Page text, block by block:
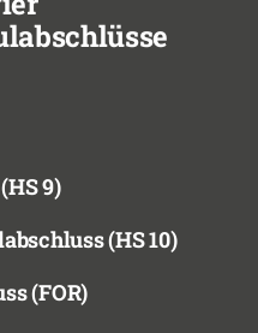
9)
(HS 10)
(FOR)